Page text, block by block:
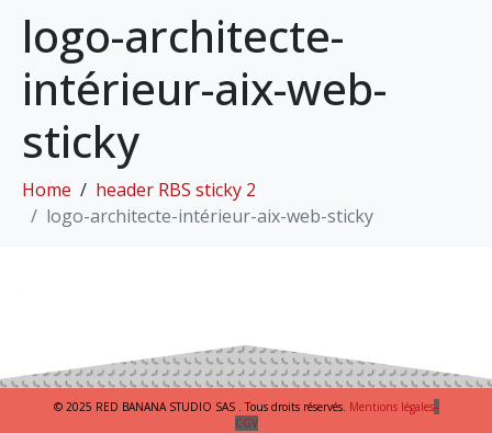
logo-architecte-
intérieur-aix-web-
sticky
Home
header RBS sticky 2
logo-architecte-intérieur-aix-web-sticky
© 2025 RED BANANA STUDIO SAS . Tous droits réservés. Mentions légales–
CGV